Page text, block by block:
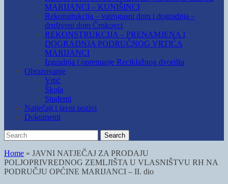
MARIJANCI – KUNIŠINCI
Rekonstrukcija – vatrogasni dom i dogradnja –
društveni dom Črnkovci
REKONSTRUKCIJA – PRENAMJENA I
DOGRADNJA PODRUČNOG VRTIĆA
MARIJANCI
Izgradnja i opremanje Reciklažnog dvorišta
Obrazovanje
Vrtić
Škola
Studenti
Natječaji i javni pozivi
Dokumenti
Search
for:
Search
Home » JAVNI NATJEČAJ ZA PRODAJU
POLJOPRIVREDNOG ZEMLJIŠTA U VLASNIŠTVU RH NA
PODRUČJU OPĆINE MARIJANCI – II. dio